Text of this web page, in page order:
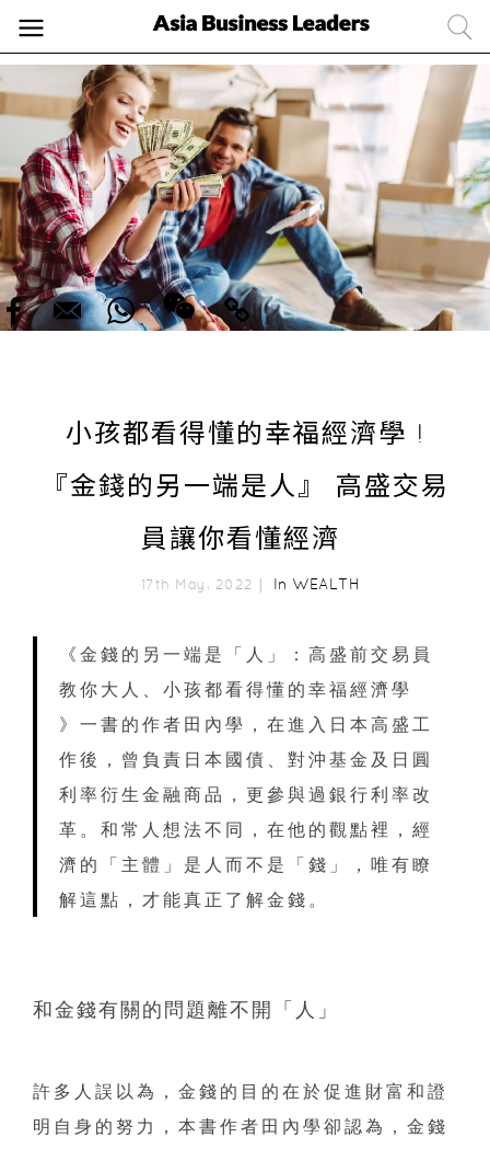
小孩都看得懂的幸福經濟學 !
『金錢的另一端是人』 高盛交易
員讓你看懂經濟
17th May, 2022｜ In WEALTH
《金錢的另一端是「人」：高盛前交易員
教你大人、小孩都看得懂的幸福經濟學
》一書的作者田內學，在進入日本高盛工
作後，曾負責日本國債、對沖基金及日圓
利率衍生金融商品，更參與過銀行利率改
革。和常人想法不同，在他的觀點裡，經
濟的「主體」是人而不是「錢」，唯有瞭
解這點，才能真正了解金錢。
和金錢有關的問題離不開「人」
許多人誤以為，金錢的目的在於促進財富和證
明自身的努力，本書作者田內學卻認為，金錢